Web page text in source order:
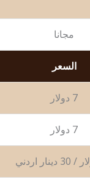
مجانا
السعر
7 دولار
7 دولار